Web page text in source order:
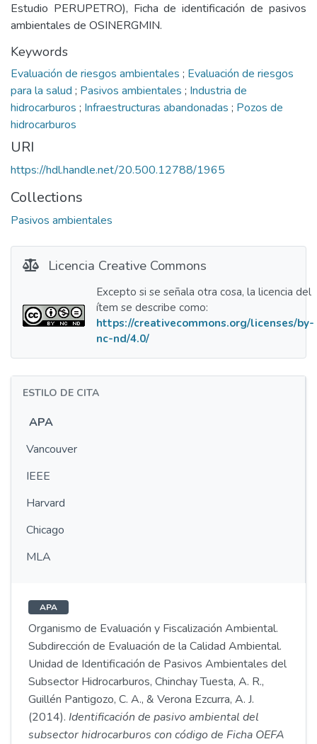
Estudio PERUPETRO), Ficha de identificación de pasivos
ambientales de OSINERGMIN.
Keywords
Evaluación de riesgos ambientales ; Evaluación de riesgos
para la salud ; Pasivos ambientales ; Industria de
hidrocarburos ; Infraestructuras abandonadas ; Pozos de
hidrocarburos
URI
https://hdl.handle.net/20.500.12788/1965
Collections
Pasivos ambientales
Licencia Creative Commons
Excepto si se señala otra cosa, la licencia del
ítem se describe como:
https://creativecommons.org/licenses/by-
nc-nd/4.0/
ESTILO DE CITA
APA
Vancouver
IEEE
Harvard
Chicago
MLA
APA
Organismo de Evaluación y Fiscalización Ambiental.
Subdirección de Evaluación de la Calidad Ambiental.
Unidad de Identificación de Pasivos Ambientales del
Subsector Hidrocarburos, Chinchay Tuesta, A. R.,
Guillén Pantigozo, C. A., & Verona Ezcurra, A. J.
(2014). Identificación de pasivo ambiental del
subsector hidrocarburos con código de Ficha OEFA